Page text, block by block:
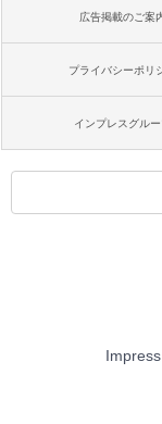
広告掲載のご案
プライバシーポリ
インプレスグル